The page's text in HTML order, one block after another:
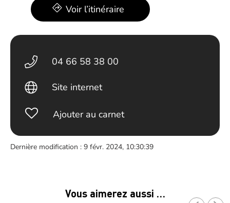
Voir l’itinéraire
04 66 58 38 00
Site internet
Ajouter au carnet
Dernière modification : 9 févr. 2024, 10:30:39
Vous aimerez aussi …